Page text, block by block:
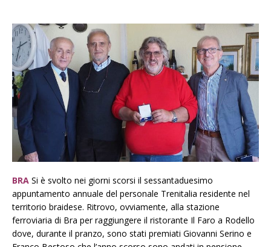
BRA Si è svolto nei giorni scorsi il sessantaduesimo
appuntamento annuale del personale Trenitalia residente nel
territorio braidese. Ritrovo, ovviamente, alla stazione
ferroviaria di Bra per raggiungere il ristorante Il Faro a Rodello
dove, durante il pranzo, sono stati premiati Giovanni Serino e